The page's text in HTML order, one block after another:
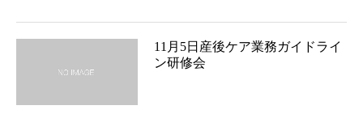
11月5日産後ケア業務ガイドライ
ン研修会